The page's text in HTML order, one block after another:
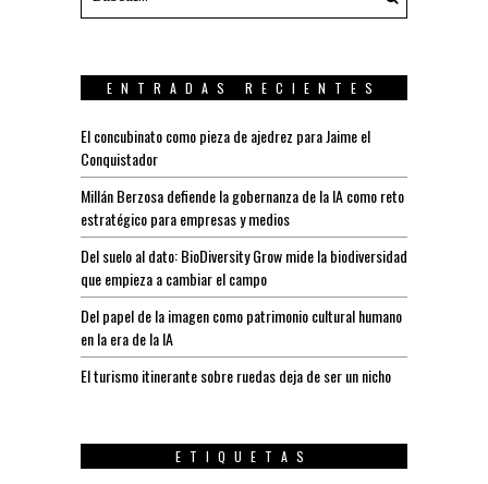
ENTRADAS RECIENTES
El concubinato como pieza de ajedrez para Jaime el
Conquistador
Millán Berzosa defiende la gobernanza de la IA como reto
estratégico para empresas y medios
Del suelo al dato: BioDiversity Grow mide la biodiversidad
que empieza a cambiar el campo
Del papel de la imagen como patrimonio cultural humano
en la era de la IA
El turismo itinerante sobre ruedas deja de ser un nicho
ETIQUETAS